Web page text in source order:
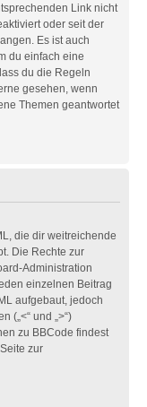
Link nicht
oder seit der
Es ist auch
du einfach eine
du die Regeln
gesehen, wenn
Themen geantwortet
die dir weitreichende
Die Rechte zur
Administration
einzelnen Beitrag
aufgebaut, jedoch
(„<“ und „>“)
zu BBCode findest
zur